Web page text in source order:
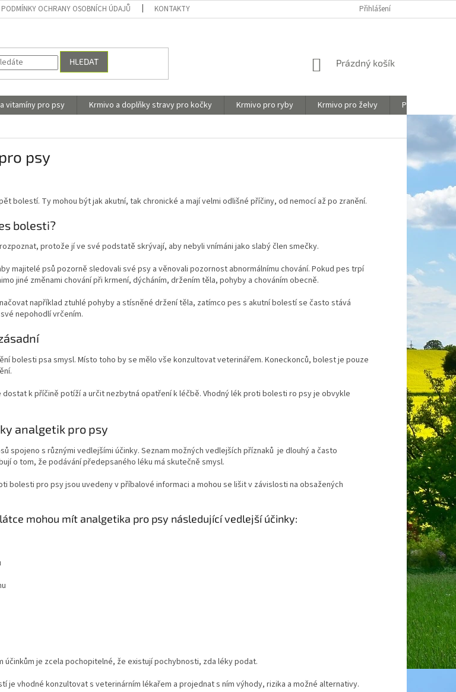
PODMÍNKY OCHRANY OSOBNÍCH ÚDAJŮ KONTAKTY HODNOCENÍ OBCHODU
Přihlášení
HLEDAT
NÁKUPNÍ
Prázdný košík
vitamíny pro psy Krmivo a doplňky stravy pro kočky Krmivo pro ryby Krmivo pro želvy
Péče o akvária
psy
bolestí. Ty mohou být jak akutní, tak chronické a mají velmi odlišné příčiny, od nemocí až po zranění.
bolesti?
protože jí ve své podstatě skrývají, aby nebyli vnímáni jako slabý člen smečky.
majitelé psů pozorně sledovali své psy a věnovali pozornost abnormálnímu chování. Pokud pes trpí
jiné změnami chování při krmení, dýcháním, držením těla, pohyby a chováním obecně.
například ztuhlé pohyby a stísněné držení těla, zatímco pes s akutní bolestí se často stává
nepohodlí vrčením.
bolesti psa smysl. Místo toho by se mělo vše konzultovat veterinářem. Koneckonců, bolest je pouze
k příčině potíží a určit nezbytná opatření k léčbě. Vhodný lék proti bolesti ro psy je obvykle
analgetik pro psy
spojeno s různými vedlejšími účinky. Seznam možných vedlejších příznaků je dlouhý a často
o tom, že podávání předepsaného léku má skutečně smysl.
bolesti pro psy jsou uvedeny v příbalové informaci a mohou se lišit v závislosti na obsažených
mohou mít analgetika pro psy následující vedlejší účinky:
účinkům je zcela pochopitelné, že existují pochybnosti, zda léky podat.
je vhodné konzultovat s veterinárním lékařem a projednat s ním výhody, rizika a možné alternativy.